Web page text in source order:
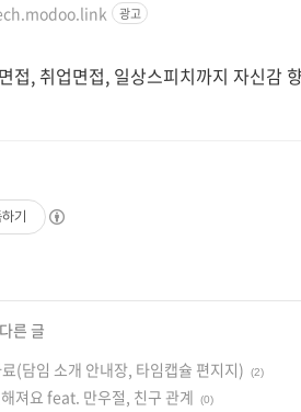
광고
접, 취업면접, 일상스피치까지 자신감
기
른 글
(담임 소개 안내장, 타임캡슐 편지지)
(2)
져요 feat. 만우절, 친구 관계 (0)